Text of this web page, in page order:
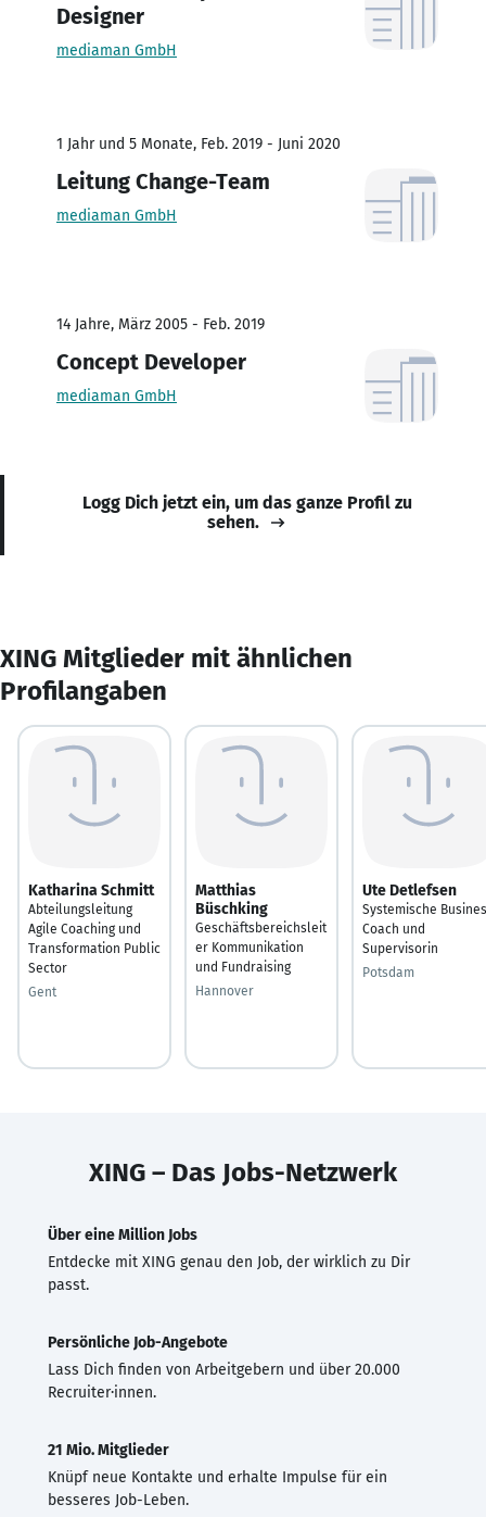
Designer
mediaman GmbH
1 Jahr und 5 Monate, Feb. 2019 - Juni 2020
Leitung Change-Team
mediaman GmbH
14 Jahre, März 2005 - Feb. 2019
Concept Developer
mediaman GmbH
Logg Dich jetzt ein, um das ganze Profil zu
sehen.
XING Mitglieder mit ähnlichen
Profilangaben
Katharina Schmitt
Abteilungsleitung
Agile Coaching und
Transformation Public
Sector
Gent
Matthias
Büschking
Geschäftsbereichsleit
er Kommunikation
und Fundraising
Hannover
Ute Detlefsen
Systemische
Coach und
Supervisorin
Potsdam
XING – Das Jobs-Netzwerk
Über eine Million Jobs
Entdecke mit XING genau den Job, der wirklich zu Dir
passt.
Persönliche Job-Angebote
Lass Dich finden von Arbeitgebern und über 20.000
Recruiter·innen.
21 Mio. Mitglieder
Knüpf neue Kontakte und erhalte Impulse für ein
besseres Job-Leben.